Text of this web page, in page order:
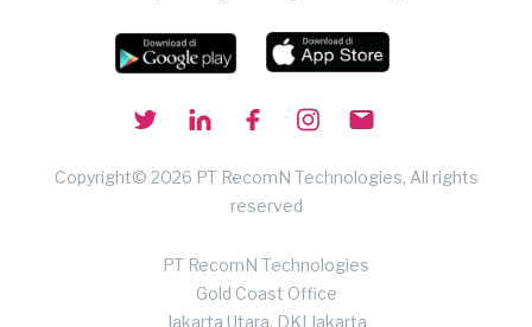
Copyright© 2026 PT RecomN Technologies, All rights
reserved
PT RecomN Technologies
Gold Coast Office
Jakarta Utara, DKI Jakarta